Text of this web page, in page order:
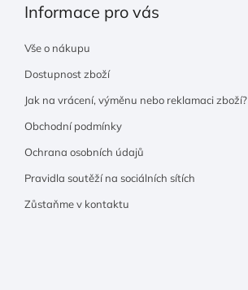
Informace pro vás
Vše o nákupu
Dostupnost zboží
Jak na vrácení, výměnu nebo reklamaci zboží?
Obchodní podmínky
Ochrana osobních údajů
Pravidla soutěží na sociálních sítích
Zůstaňme v kontaktu